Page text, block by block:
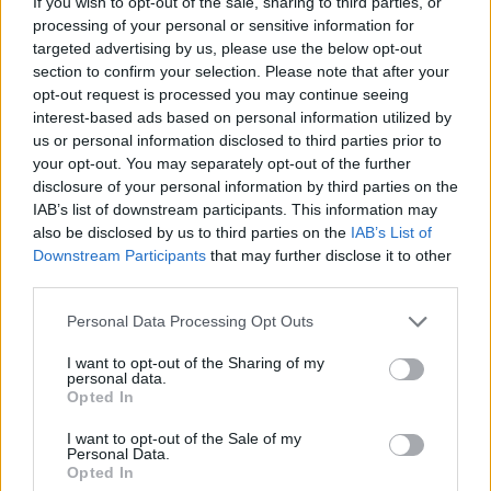
processing of your personal or sensitive information for
targeted advertising by us, please use the below opt-out
section to confirm your selection. Please note that after your
opt-out request is processed you may continue seeing
interest-based ads based on personal information utilized by
us or personal information disclosed to third parties prior to
your opt-out. You may separately opt-out of the further
disclosure of your personal information by third parties on the
IAB’s list of downstream participants. This information may
also be disclosed by us to third parties on the IAB’s List of
Downstream Participants that may further disclose it to other
Personal Data Processing Opt Outs
I want to opt-out of the Sharing of my
personal data.
Opted In
I want to opt-out of the Sale of my
Personal Data.
Opted In
Pirmose istorijoje jaunimo žiemos olimpinėse
žaidynėse 2012 metais Insbruke (Austrija)
Lietuva turėjo 6, o 2016-aisiais Lilehameryje
(Norvegija) – 10 jaunųjų sportininkų.
Lietuvos sportininkai 2020 metų jaunimo
žiemos olimpinėse žaidynėse:
Biatlonas
Viktorija Augulytė (16 metų, Vilnius)
Kamilė Jakubauskaitė (16 metų, Vilnius)